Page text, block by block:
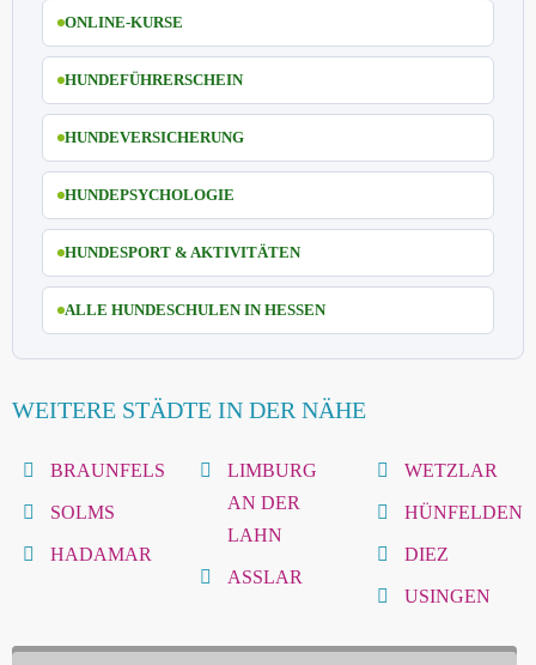
ONLINE-KURSE
HUNDEFÜHRERSCHEIN
HUNDEVERSICHERUNG
HUNDEPSYCHOLOGIE
HUNDESPORT & AKTIVITÄTEN
ALLE HUNDESCHULEN IN HESSEN
WEITERE STÄDTE IN DER NÄHE
BRAUNFELS
SOLMS
HADAMAR
LIMBURG
AN DER
LAHN
ASSLAR
WETZLAR
HÜNFELDEN
DIEZ
USINGEN